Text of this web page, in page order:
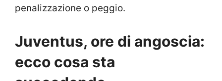
penalizzazione o peggio.
Juventus, ore di angoscia:
ecco cosa sta